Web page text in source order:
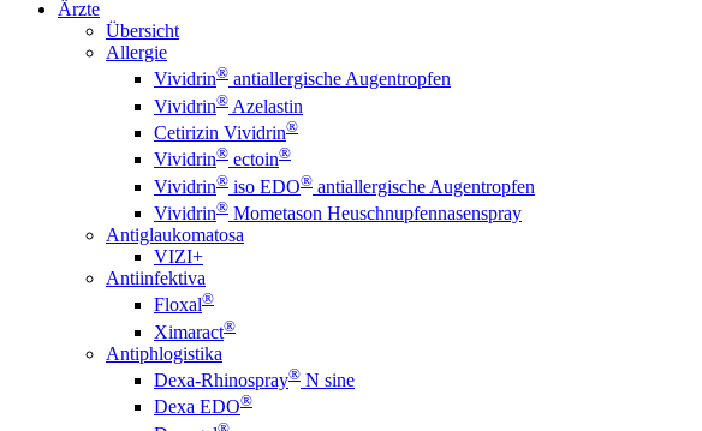
Ärzte
Übersicht
Allergie
Vividrin® antiallergische Augentropfen
Vividrin® Azelastin
Cetirizin Vividrin®
Vividrin® ectoin®
Vividrin® iso EDO® antiallergische Augentropfen
Vividrin® Mometason Heuschnupfennasenspray
Antiglaukomatosa
VIZI+
Antiinfektiva
Floxal®
Ximaract®
Antiphlogistika
Dexa-Rhinospray® N sine
Dexa EDO®
®